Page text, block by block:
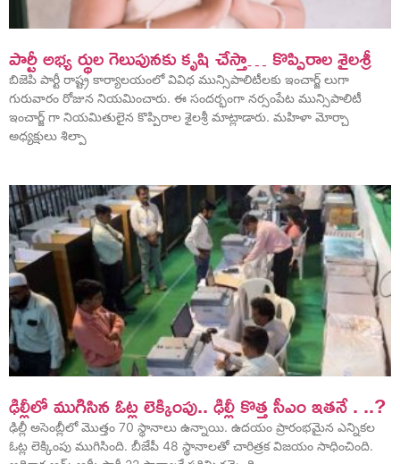
పార్టీ అభ్య ర్థుల గెలుపునకు కృషి చేస్తా… కొప్పిరాల శైలశ్రీ
బిజెపి పార్టీ రాష్ట్ర కార్యాలయంలో వివిధ మున్సిపాలిటీలకు ఇంచార్జ్ లుగా
గురువారం రోజున నియమించారు. ఈ సందర్భంగా నర్సంపేట మున్సిపాలిటీ
ఇంచార్జ్ గా నియమితులైన కొప్పిరాల శైలశ్రీ మాట్లాడారు. మహిళా మోర్చా
అధ్యక్షులు శిల్పా
ఢిల్లీలో ముగిసిన ఓట్ల లెక్కింపు.. ఢిల్లీ కొత్త సీఎం ఇతనే . ..?
ఢిల్లీ అసెంబ్లీలో మొత్తం 70 స్థానాలు ఉన్నాయి. ఉదయం ప్రారంభమైన ఎన్నికల
ఓట్ల లెక్కింపు ముగిసింది. బీజేపీ 48 స్థానాలతో చారిత్రక విజయం సాధించింది.